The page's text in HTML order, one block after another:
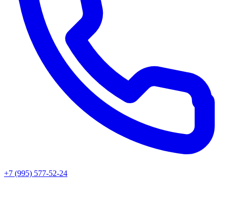
+7 (995) 577-52-24